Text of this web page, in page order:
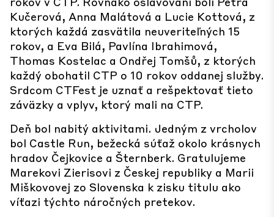
Kučerová, Anna Malátová a Lucie Kottová, z
ktorých každá zasvätila neuveriteľných 15
rokov, a Eva Bilá, Pavlína Ibrahimová,
Thomas Kostelac a Ondřej Tomšů, z ktorých
každý obohatil CTP o 10 rokov oddanej služby.
Srdcom CTFest je uznať a rešpektovať tieto
záväzky a vplyv, ktorý mali na CTP.
Deň bol nabitý aktivitami. Jedným z vrcholov
bol Castle Run, bežecká súťaž okolo krásnych
hradov Čejkovice a Šternberk. Gratulujeme
Marekovi Zierisovi z Českej republiky a Marii
Miškovovej zo Slovenska k zisku titulu ako
víťazi týchto náročných pretekov.